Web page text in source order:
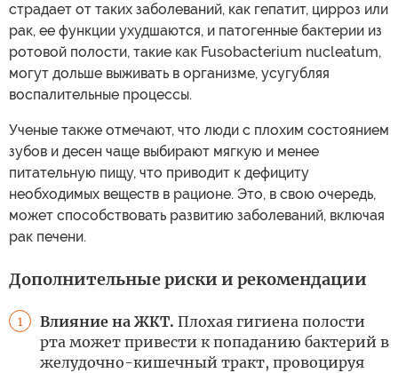
страдает от таких заболеваний, как гепатит, цирроз или
рак, ее функции ухудшаются, и патогенные бактерии из
ротовой полости, такие как Fusobacterium nucleatum,
могут дольше выживать в организме, усугубляя
воспалительные процессы.
Ученые также отмечают, что люди с плохим состоянием
зубов и десен чаще выбирают мягкую и менее
питательную пищу, что приводит к дефициту
необходимых веществ в рационе. Это, в свою очередь,
может способствовать развитию заболеваний, включая
рак печени.
Дополнительные риски и рекомендации
1 Влияние на ЖКТ. Плохая гигиена полости
рта может привести к попаданию бактерий в
желудочно-кишечный тракт, провоцируя